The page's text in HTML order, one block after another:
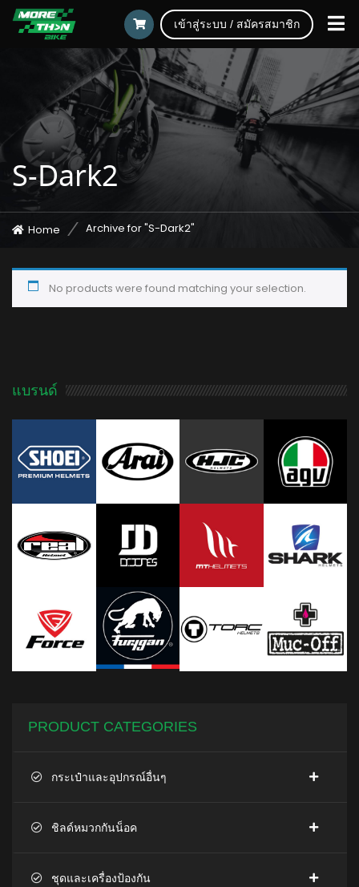
เข้าสู่ระบบ / สมัครสมาชิก
S-Dark2
Home Archive for "S-Dark2"
No products were found matching your selection.
แบรนด์
PRODUCT CATEGORIES
กระเป๋าและอุปกรณ์อื่นๆ
ชิลด์หมวกกันน็อค
ชุดและเครื่องป้องกัน